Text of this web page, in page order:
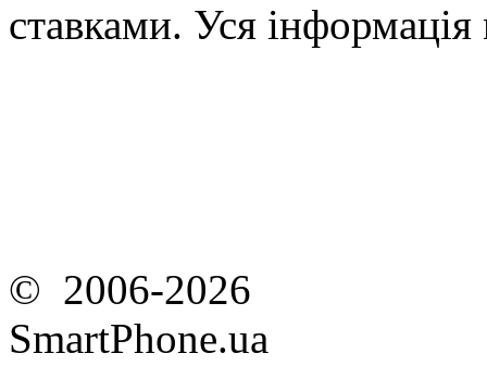
ставками. Уся
© 2006-2026
SmartPhone.ua